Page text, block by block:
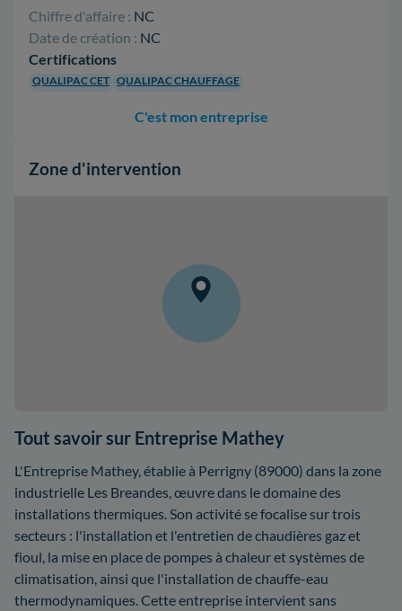
Chiffre d'affaire : NC
Date de création : NC
Certifications
QUALIPAC CET QUALIPAC CHAUFFAGE
C'est mon entreprise
Zone d'intervention
Tout savoir sur Entreprise Mathey
L'Entreprise Mathey, établie à Perrigny (89000) dans la zone
industrielle Les Breandes, œuvre dans le domaine des
installations thermiques. Son activité se focalise sur trois
secteurs : l'installation et l'entretien de chaudières gaz et
fioul, la mise en place de pompes à chaleur et systèmes de
climatisation, ainsi que l'installation de chauffe-eau
thermodynamiques. Cette entreprise intervient sans